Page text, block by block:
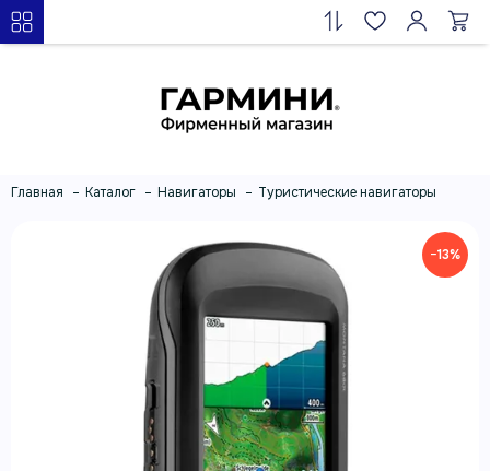
Главная Каталог Навигаторы Туристические навигаторы
−13%